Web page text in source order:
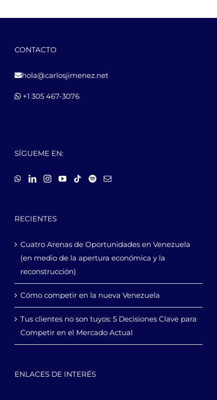
CONTACTO
hola@carlosjimenez.net
+1 305 467-3076
SÍGUEME EN:
RECIENTES
Cuatro Arenas de Oportunidades en Venezuela
(en medio de la apertura económica y la
reconstrucción)
Cómo competir en la nueva Venezuela
Tus clientes no son tuyos: 5 Decisiones Clave para
Competir en el Mercado Actual
ENLACES DE INTERÉS